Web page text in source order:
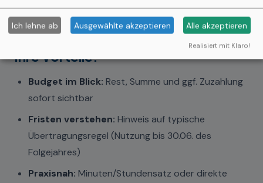
Beratungsgespräch.
Ihre Vorteile:
Budget im Blick: Rest, Summe und ggf. Zuzahlung
sofort sichtbar
Fristen verstehen: Hinweis auf typische
Übertragungsregel (Nutzung bis 30.06. des
Folgejahres)
Praxisnah: Minuten/Stundensatz oder direkte
Ich lehne ab Ausgewählte akzeptieren Alle akzeptieren
Realisiert mit Klaro!